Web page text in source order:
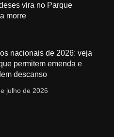
vira no Parque
morre
nacionais de 2026: veja
permitem emenda e
descanso
julho de 2026